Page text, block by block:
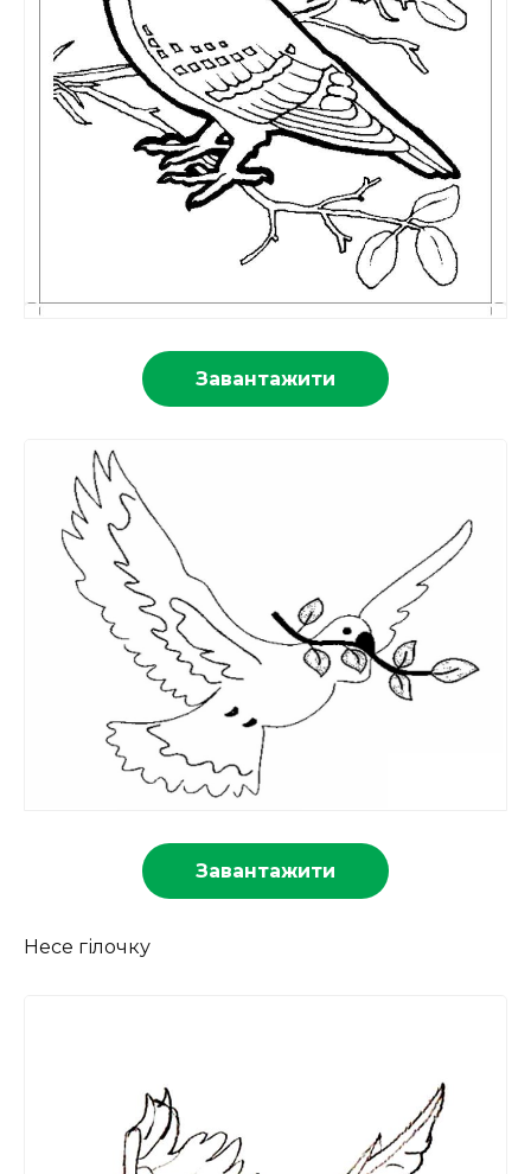
Завантажити
Завантажити
Несе гілочку